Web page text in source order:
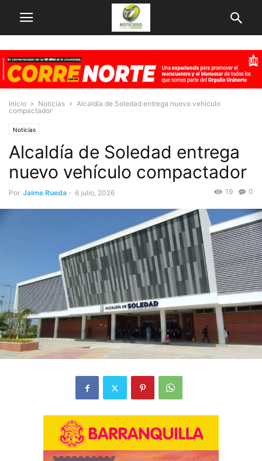
Inicio Noticias
Alcaldía de Soledad entrega nuevo vehículo
compactador
Noticias
Alcaldía de Soledad entrega
nuevo vehículo compactador
Por Jaime Rueda - 6 julio, 2026 0
19